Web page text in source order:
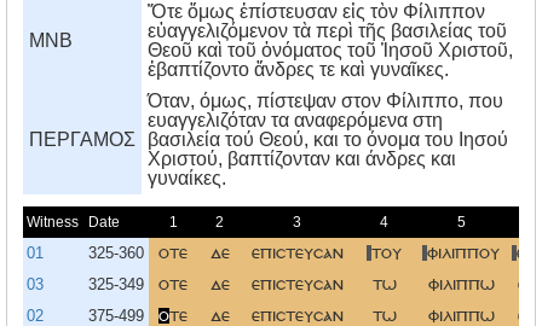
MNB
Ὅτε ὅμως ἐπίστευσαν εἰς τὸν Φίλιππον
εὐαγγελιζόμενον τὰ περὶ τῆς βασιλείας τοῦ
Θεοῦ καὶ τοῦ ὀνόματος τοῦ Ἰησοῦ Χριστοῦ,
ἐβαπτίζοντο ἄνδρες τε καὶ γυναῖκες.
ΠΕΡΓΑΜΟΣ
Όταν, όμως, πίστεψαν στον Φίλιππο, που
ευαγγελιζόταν τα αναφερόμενα στη
βασιλεία τού Θεού, και το όνομα του Iησού
Xριστού, βαπτίζονταν και άνδρες και
γυναίκες.
Witness Date 1 2 3 4 5
01 325-360 οτε δε επιστευσαν του φιλιππου
03 325-349 οτε δε επιστευσαν τω φιλιππω
02 375-499 οτε δε επιστευσαν τω φιλιππω